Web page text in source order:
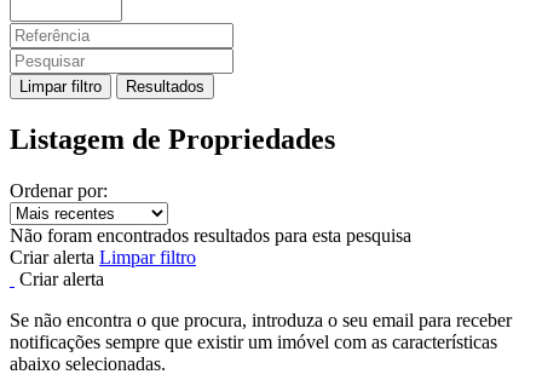
Limpar filtro Resultados
Listagem de Propriedades
Ordenar por:
Não foram encontrados resultados para esta pesquisa
Criar alerta Limpar filtro
Criar alerta
Se não encontra o que procura, introduza o seu email para receber
notificações sempre que existir um imóvel com as características
abaixo selecionadas.